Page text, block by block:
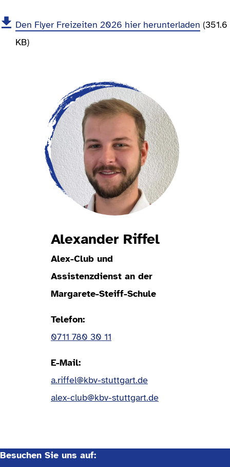
Den Flyer Freizeiten 2026 hier herunterladen (351.6
KB)
Alexander Riffel
Alex-Club und
Assistenzdienst an der
Margarete-Steiff-Schule
Telefon
0711 780 30 11
E-Mail
a.riffel@kbv-stuttgart.de
alex-club@kbv-stuttgart.de
Besuchen Sie uns auf: